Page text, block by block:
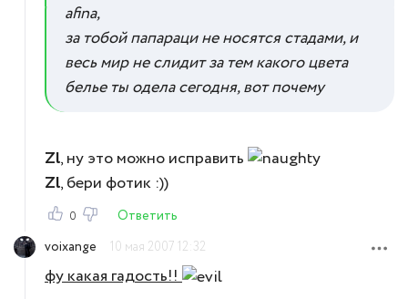
afina,
за тобой папараци не носятся стадами, и
весь мир не слидит за тем какого цвета
белье ты одела сегодня, вот почему
Zl, ну это можно исправить
Zl, бери фотик :))
0
Ответить
voixange
10 мая 2007 12:32
фу какая гадость!!